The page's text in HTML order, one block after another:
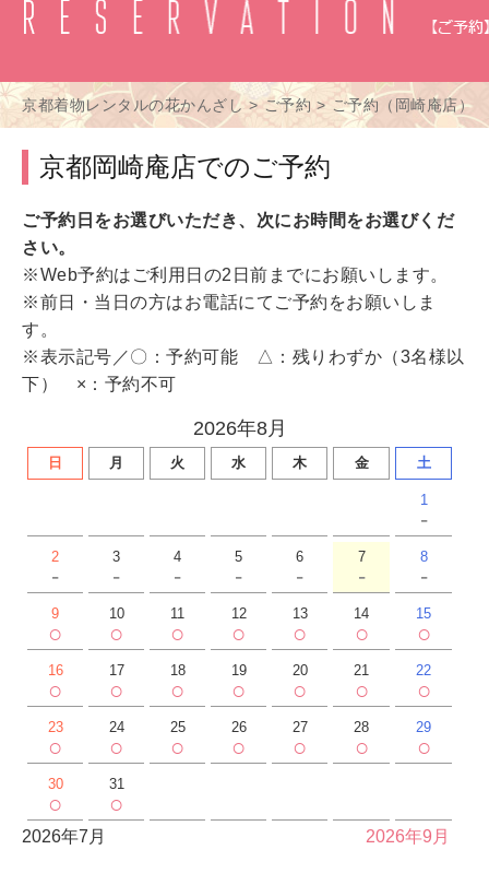
京都着物レンタルの花かんざし > ご予約 > ご予約（岡崎庵店）
京都岡崎庵店でのご予約
ご予約日をお選びいただき、次にお時間をお選びくだ
さい。
※Web予約はご利用日の2日前までにお願いします。
※前日・当日の方はお電話にてご予約をお願いしま
す。
※表示記号／〇：予約可能 △：残りわずか（3名様以
下） ×：予約不可
2026年8月
日 月 火 水 木 金 土
1
-
2
-
3
-
4
-
5
-
6
-
7
-
8
-
9
○
10
○
11
○
12
○
13
○
14
○
15
○
16
○
17
○
18
○
19
○
20
○
21
○
22
○
23
○
24
○
25
○
26
○
27
○
28
○
29
○
30
○
31
○
2026年7月 2026年9月